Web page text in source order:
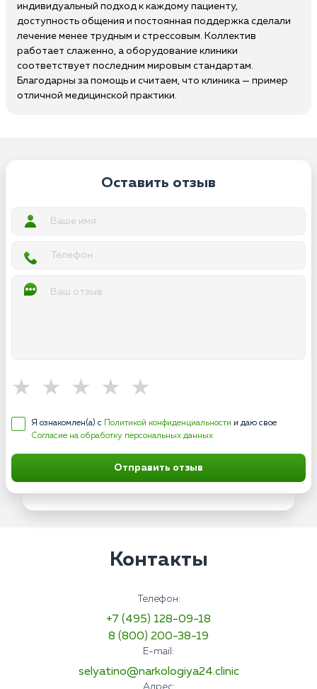
индивидуальный подход к каждому пациенту,
доступность общения и постоянная поддержка сделали
лечение менее трудным и стрессовым. Коллектив
работает слаженно, а оборудование клиники
соответствует последним мировым стандартам.
Благодарны за помощь и считаем, что клиника — пример
отличной медицинской практики.
Оставить отзыв
Я ознакомлен(а) с Политикой конфиденциальности и даю свое
Согласие на обработку персональных данных
Отправить отзыв
Контакты
Телефон:
+7 (495) 128-09-18
8 (800) 200-38-19
E-mail:
selyatino@narkologiya24.clinic
Адрес: